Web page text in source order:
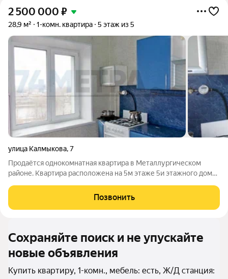
2 500 000 ₽
28,9 м² 1-комн. квартира 5 этаж из 5
улица Калмыкова,7
Продаётся однокомнатная квартира в Металлургическом
районе. Квартира расположена на 5м этаже 5и этажного дома,
шаговой доступности школа, дет.сад, магазины различной
направленности, пункты
Позвонить
Сохраняйте поиск и не упускайте
новые объявления
Купить квартиру, 1-комн., мебель: есть, Ж/Д станция: